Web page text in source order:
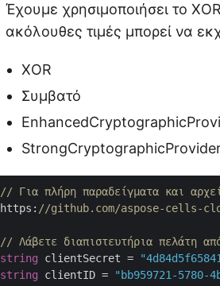
Έχουμε χρησιμοποιήσει το
ακόλουθες τιμές μπορεί να
XOR
Συμβατό
// Για πλήρη παραδείγματα και
https: //github.com/aspose-cells-
// Λάβετε διαπιστευτήρια πελάτη
string clientSecret =
string clientID = "bb959721-5780-